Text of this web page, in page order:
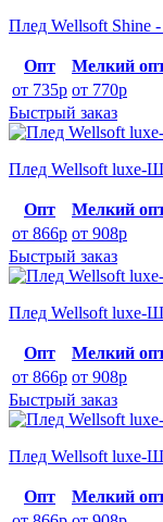
Плед Wellsoft Shine
Опт Мелкий
от 735р от 770р
Быстрый заказ
Плед Wellsoft luxe-
Опт Мелкий
от 866р от 908р
Быстрый заказ
Плед Wellsoft luxe-
Опт Мелкий
от 866р от 908р
Быстрый заказ
Плед Wellsoft luxe-
Опт Мелкий